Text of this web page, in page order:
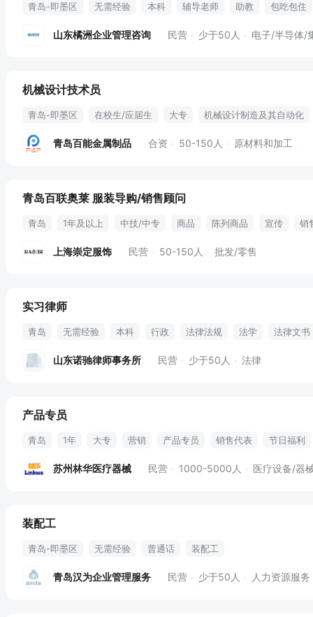
青岛-即墨区 无需经验 本科 辅导老师 助教 包吃包住
山东橘洲企业管理咨询 民营 少于50人 电子/半导体/
机械设计技术员
青岛-即墨区 在校生/应届生 大专
机械设计制造及其自动化
工装夹具
结构设计优化
青岛百能金属制品 合资 50-150人 原材料和加工
青岛百联奥莱 服装导购/销售顾问
青岛 1年及以上 中技/中专 商品 陈列商品 宣传
销
上海崇定服饰 民营 50-150人 批发/零售
实习律师
青岛 无需经验 本科 行政 法律法规 法学
法律文书
律师事务所
山东诺驰律师事务所 民营 少于50人 法律
产品专员
青岛 1年 大专 营销 产品专员 销售代表 节日福利
苏州林华医疗器械 民营 1000-5000人 医疗设备/器
装配工
青岛-即墨区 无需经验 普通话 装配工
青岛汉为企业管理服务 民营 少于50人 人力资源服务